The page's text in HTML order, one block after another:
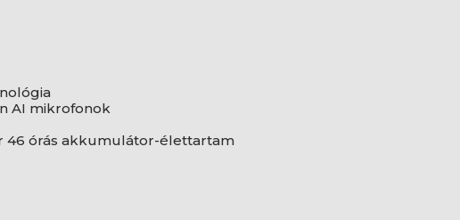
AI mikrofonok
46 órás akkumulátor-élettartam